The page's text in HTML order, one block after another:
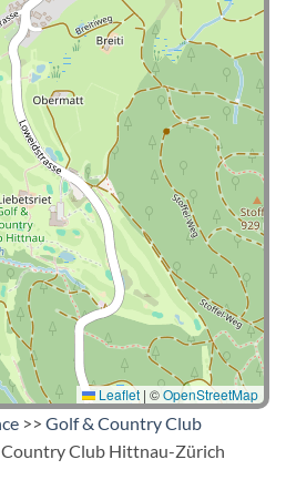
Leaflet | ©OpenStreetMap
>> Golf & Country Club
Country Club Hittnau-Zürich